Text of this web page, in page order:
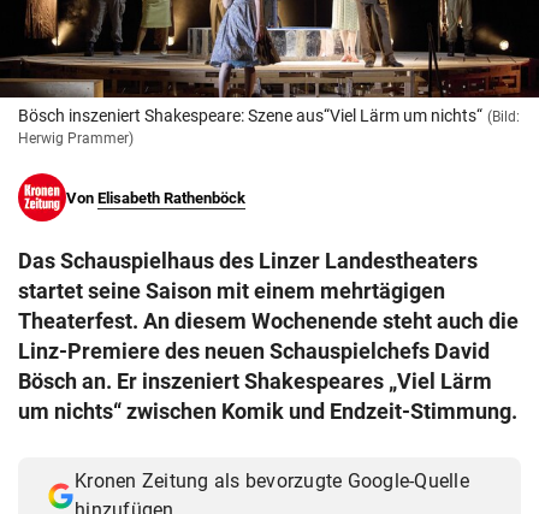
© Krone Multimedia GmbH & Co KG 2026
Muthgasse 2, 1190 Wien
Bösch inszeniert Shakespeare: Szene aus“Viel Lärm um nichts“ (Bild:
Herwig Prammer)
Von Elisabeth Rathenböck
Das Schauspielhaus des Linzer Landestheaters
startet seine Saison mit einem mehrtägigen
Theaterfest. An diesem Wochenende steht auch die
Linz-Premiere des neuen Schauspielchefs David
Bösch an. Er inszeniert Shakespeares „Viel Lärm
um nichts“ zwischen Komik und Endzeit-Stimmung.
Kronen Zeitung als bevorzugte Google-Quelle